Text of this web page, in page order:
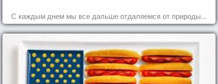
С каждым днем мы все дальше отдаляемся от природы...